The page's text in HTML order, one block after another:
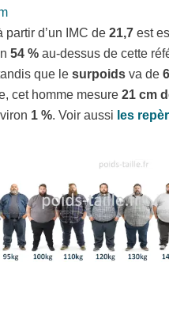
partir d’un IMC de 21,7 est
54 % au-dessus de cette
que le surpoids va de
cet homme mesure 21 cm
1 %. Voir aussi les